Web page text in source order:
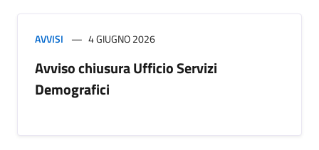
AVVISI 4 GIUGNO 2026
Avviso chiusura Ufficio Servizi
Demografici